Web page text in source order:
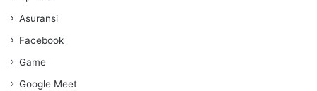
Asuransi
Facebook
Game
Google Meet